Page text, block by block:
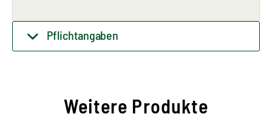
Pflichtangaben
Weitere Produkte